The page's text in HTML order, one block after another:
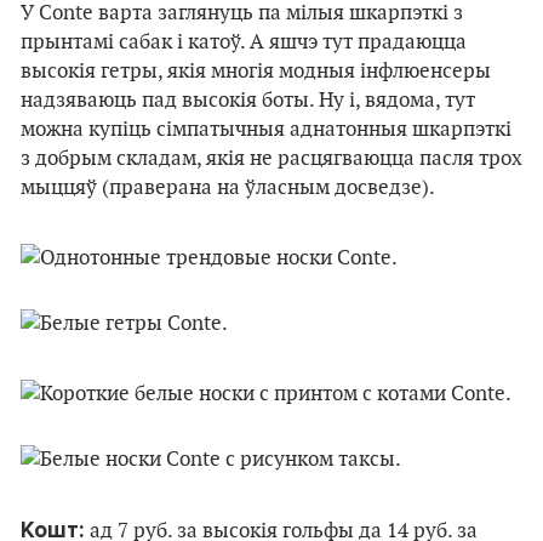
У Conte варта заглянуць па мілыя шкарпэткі з
прынтамі сабак і катоў. А яшчэ тут прадаюцца
высокія гетры, якія многія модныя інфлюенсеры
надзяваюць пад высокія боты. Ну і, вядома, тут
можна купіць сімпатычныя аднатонныя шкарпэткі
з добрым складам, якія не расцягваюцца пасля трох
мыццяў (праверана на ўласным досведзе).
Кошт: ад 7 руб. за высокія гольфы да 14 руб. за